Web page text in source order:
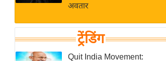
शख्सियत
यंग इंडिया
साहित्य जगत
ऑटो वर्ल्ड
अवतार
ट्रेंडिंग
Quit India Movement: